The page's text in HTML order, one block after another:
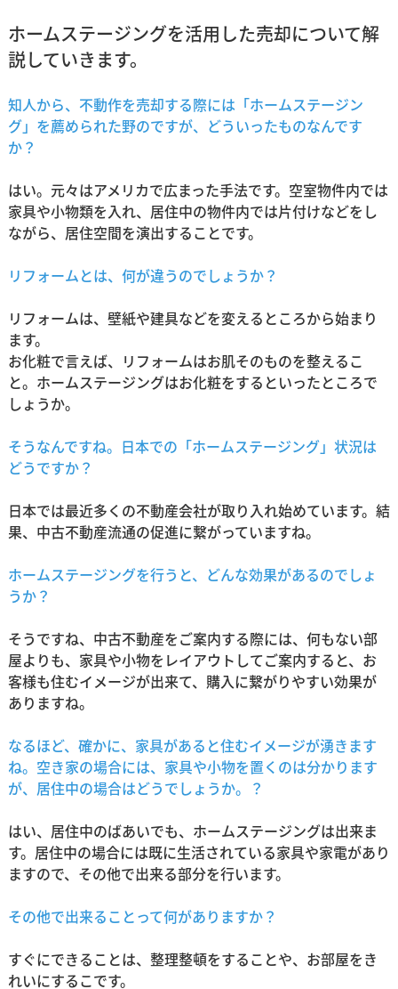
ホームステージングを活用した売却について解
説していきます。
知人から、不動作を売却する際には「ホームステージン
グ」を薦められた野のですが、どういったものなんです
か？
はい。元々はアメリカで広まった手法です。空室物件内では
家具や小物類を入れ、居住中の物件内では片付けなどをし
ながら、居住空間を演出することです。
リフォームとは、何が違うのでしょうか？
リフォームは、壁紙や建具などを変えるところから始まり
ます。
お化粧で言えば、リフォームはお肌そのものを整えるこ
と。ホームステージングはお化粧をするといったところで
しょうか。
そうなんですね。日本での「ホームステージング」状況は
どうですか？
日本では最近多くの不動産会社が取り入れ始めています。結
果、中古不動産流通の促進に繋がっていますね。
ホームステージングを行うと、どんな効果があるのでしょ
うか？
そうですね、中古不動産をご案内する際には、何もない部
屋よりも、家具や小物をレイアウトしてご案内すると、お
客様も住むイメージが出来て、購入に繋がりやすい効果が
ありますね。
なるほど、確かに、家具があると住むイメージが湧きます
ね。空き家の場合には、家具や小物を置くのは分かります
が、居住中の場合はどうでしょうか。？
はい、居住中のばあいでも、ホームステージングは出来ま
す。居住中の場合には既に生活されている家具や家電があり
ますので、その他で出来る部分を行います。
その他で出来ることって何がありますか？
すぐにできることは、整理整頓をすることや、お部屋をき
れいにするこです。